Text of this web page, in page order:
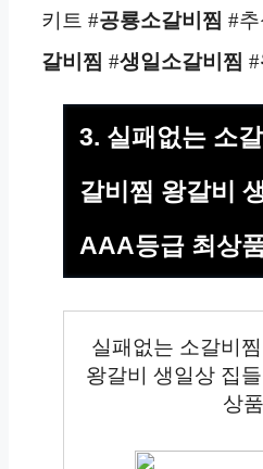
키트 #공룡소갈비찜 #추
갈비찜 #생일소갈비찜 #
3. 실패없는 소
갈비찜 왕갈비
AAA등급 최상
실패없는 소갈비
왕갈비 생일상 집
상품